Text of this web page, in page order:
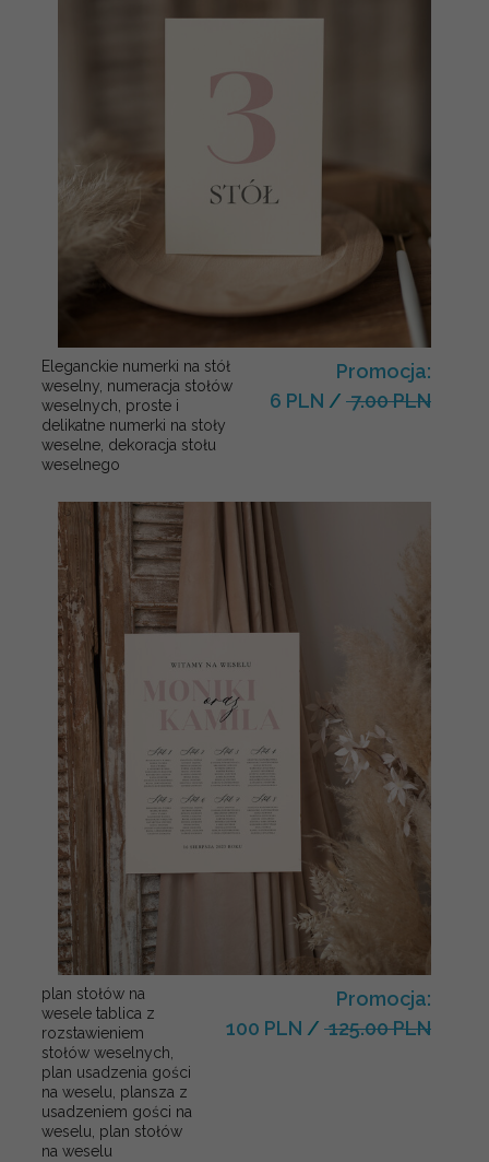
Eleganckie numerki na stół
weselny, numeracja stołów
weselnych, proste i
delikatne numerki na stoły
weselne, dekoracja stołu
weselnego
Promocja:
6 PLN / 7.00 PLN
plan stołów na
wesele tablica z
rozstawieniem
stołów weselnych,
plan usadzenia gości
na weselu, plansza z
usadzeniem gości na
weselu, plan stołów
na weselu
Promocja:
100 PLN / 125.00 PLN